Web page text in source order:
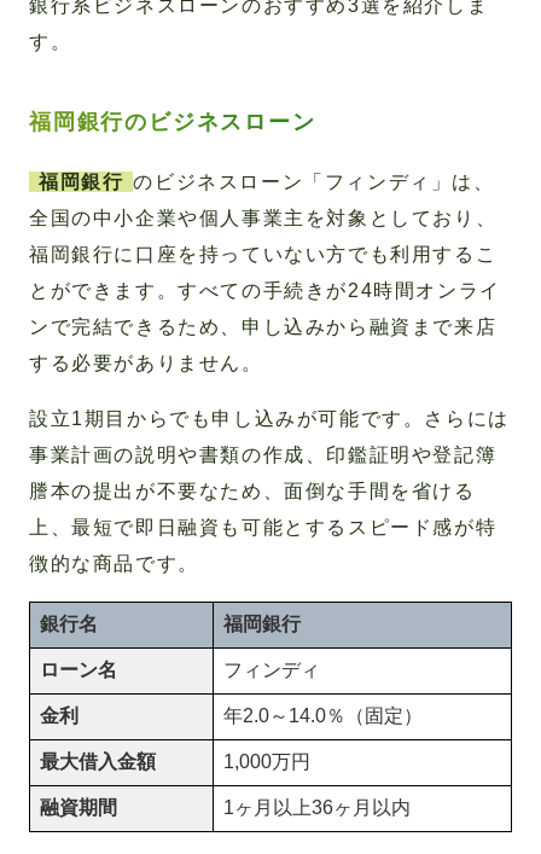
銀行系ビジネスローンのおすすめ3選を紹介しま
す。
福岡銀行のビジネスローン
福岡銀行 のビジネスローン「フィンディ」は、
全国の中小企業や個人事業主を対象としており、
福岡銀行に口座を持っていない方でも利用するこ
とができます。すべての手続きが24時間オンライ
ンで完結できるため、申し込みから融資まで来店
する必要がありません。
設立1期目からでも申し込みが可能です。さらには
事業計画の説明や書類の作成、印鑑証明や登記簿
謄本の提出が不要なため、面倒な手間を省ける
上、最短で即日融資も可能とするスピード感が特
徴的な商品です。
銀行名 福岡銀行
ローン名 フィンディ
金利 年2.0～14.0％（固定）
最大借入金額 1,000万円
融資期間 1ヶ月以上36ヶ月以内